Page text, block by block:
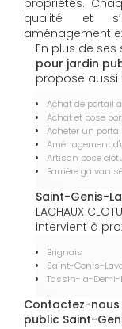
propriétés.
qualité et
aménagement
En plus de ses
pour jardin
propose aussi :
Achat de portail
Achat et pose
Acheter un
Aménagement
Artisan pose
Barrière
Saint-Genis-
LACHAUX
intervient à
Brignais
Saint-Genis-
Tassin-la-Demi-
Contactez-
public Saint-